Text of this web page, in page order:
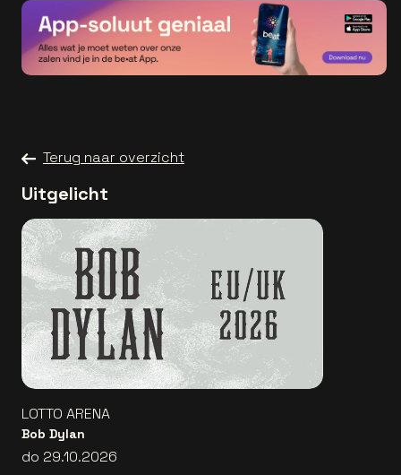
Terug naar overzicht
Uitgelicht
LOTTO ARENA
Bob Dylan
do 29.10.2026